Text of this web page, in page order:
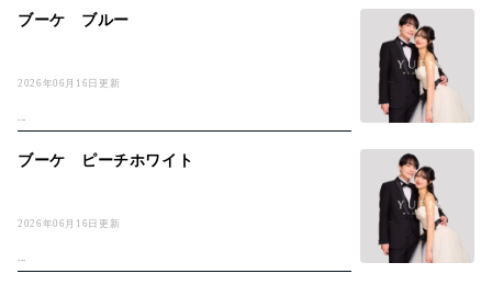
2026年06月16日更新
ブーケ ブルー
...
2026年06月16日更新
ブーケ ピーチホワイト
...